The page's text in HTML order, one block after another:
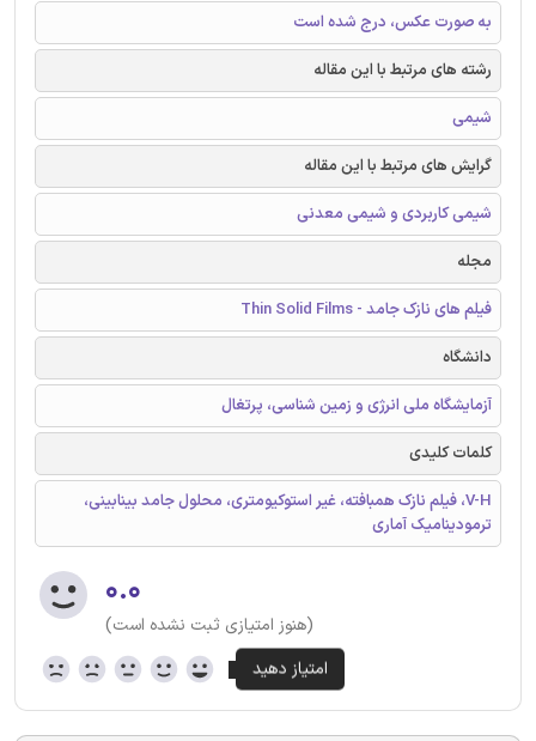
به صورت عکس، درج شده است
رشته های مرتبط با این مقاله
شیمی
گرایش های مرتبط با این مقاله
شیمی کاربردی و شیمی معدنی
مجله
فیلم های نازک جامد - Thin Solid Films
دانشگاه
آزمایشگاه ملی انرژی و زمین شناسی، پرتغال
کلمات کلیدی
V-H، فیلم نازک همبافته، غیر استوکیومتری، محلول جامد بینابینی،
ترمودینامیک آماری
۰.۰
(هنوز امتیازی ثبت نشده است)